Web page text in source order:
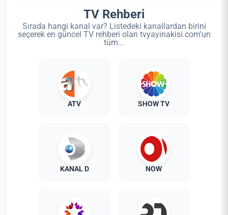
TV Rehberi
Sırada hangi kanal var? Listedeki kanallardan birini
seçerek en güncel TV rehberi olan tvyayinakisi.com'un
tüm...
ATV SHOW TV
KANAL D NOW